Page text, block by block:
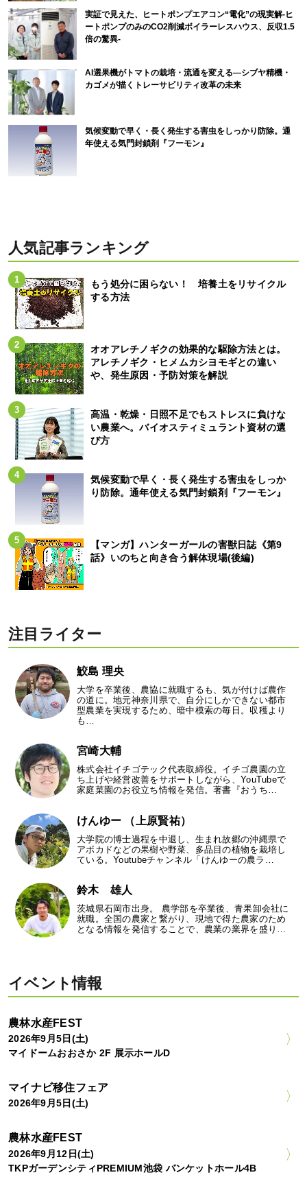
実証で見えた、ヒートポンプエアコン“電化”の現実解-ヒ
ートポンプのみのCO2削減ボイラーレスハウス、反収1.5
倍の驚異-
AI選果機がトマトの栽培・流通を変える―シブヤ精機・
カゴメが描くトレーサビリティ改革の未来
気候変動で早く・長く発生する害虫をしっかり防除。通
年使える気門封鎖剤『フーモン』
人気記事ランキング
もう処分に困らない！ 培養土をリサイクル
する方法
オオアレチノギクの効果的な駆除方法とは。
アレチノギク・ヒメムカシヨモギとの違い
や、発生原因・予防対策を解説
高温・乾燥・日照不足でもストレスに負けな
い農業へ。バイオスティミュラント資材の選
び方
気候変動で早く・長く発生する害虫をしっか
り防除。通年使える気門封鎖剤『フーモン』
【マンガ】ハンターガールの害獣日誌《第9
話》いのちと向き合う解体現場(後編)
注目ライター
鮫島 理央
大学を卒業後、農協に就職するも、気が付けば農作
の道に。地元神奈川県で、自分にしかできない都市
型農業を実現するため、暗中模索の毎日。収穫より
も…
宮崎大輔
株式会社イチゴテック代表取締役。イチゴ農園の立
ち上げや経営改善をサポートしながら、YouTubeで
家庭菜園のお役立ち情報を発信。著書『おうち…
けんゆー （上原賢祐）
大学院の博士過程を中退し、生まれ故郷の沖縄県で
アボカドなどの果樹や野菜、多品目の植物を栽培し
ている。Youtubeチャンネル「けんゆーの農ラ…
鈴木 雄人
茨城県石岡市出身。 農学部を卒業後、青果卸会社に
就職。全国の農家と繋がり、現地で得た農家のため
となる情報を発信することで、農業の業界を盛り…
イベント情報
農林水産FEST
2026年9月5日(土)
マイドームおおさか 2F 展示ホールD
マイナビ移住フェア
2026年9月5日(土)
農林水産FEST
2026年9月12日(土)
TKPガーデンシティPREMIUM池袋 バンケットホール4B